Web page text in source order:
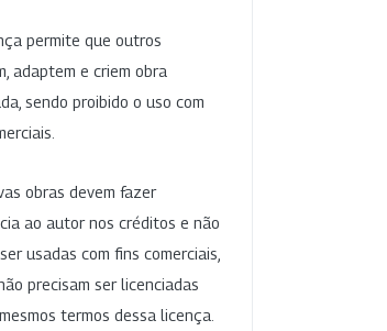
permite que outros
adaptem e criem obra
sendo proibido o uso com
obras devem fazer
ao autor nos créditos e não
usadas com fins comerciais,
precisam ser licenciadas
termos dessa licença.